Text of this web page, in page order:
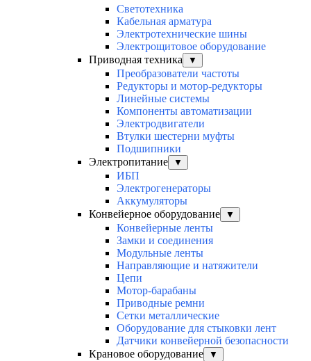
Светотехника
Кабельная арматура
Электротехнические шины
Электрощитовое оборудование
Приводная техника
▼
Преобразователи частоты
Редукторы и мотор-редукторы
Линейные системы
Компоненты автоматизации
Электродвигатели
Втулки шестерни муфты
Подшипники
Электропитание
▼
ИБП
Электрогенераторы
Аккумуляторы
Конвейерное оборудование
▼
Конвейерные ленты
Замки и соединения
Модульные ленты
Направляющие и натяжители
Цепи
Мотор-барабаны
Приводные ремни
Сетки металлические
Оборудование для стыковки лент
Датчики конвейерной безопасности
Крановое оборудование
▼